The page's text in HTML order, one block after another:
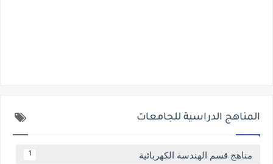
المناهج الدراسية للجامعات
مناهج قسم الهندسة الكهربائية 1